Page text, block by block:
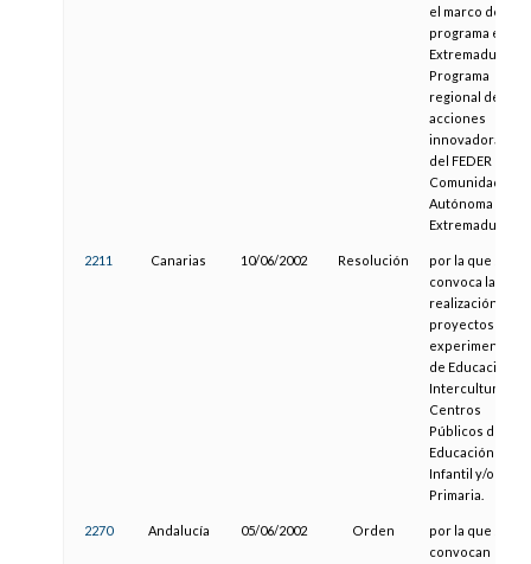
el marco del
programa e-
Extremadura:
Programa
regional de
acciones
innovadoras
del FEDER en la
Comunidad
Autónoma de
Extremadura.
2211 Canarias 10/06/2002 Resolución
por la que se
convoca la
realización de
proyectos
experimentales
de Educación
Intercultural en
Centros
Públicos de
Educación
Infantil y/o
Primaria.
2270 Andalucía 05/06/2002 Orden
por la que se
convocan